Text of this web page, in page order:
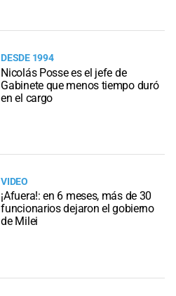
DESDE 1994
Nicolás Posse es el jefe de
Gabinete que menos tiempo duró
en el cargo
VIDEO
¡Afuera!: en 6 meses, más de 30
funcionarios dejaron el gobierno
de Milei